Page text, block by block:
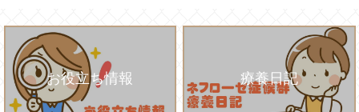
お役立ち情報 療養日記